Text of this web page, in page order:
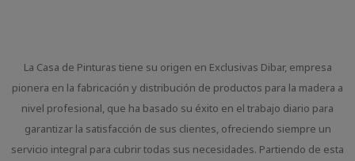
La Casa de Pinturas tiene su origen en Exclusivas Dibar, empresa
pionera en la fabricación y distribución de productos para la madera a
nivel profesional, que ha basado su éxito en el trabajo diario para
garantizar la satisfacción de sus clientes, ofreciendo siempre un
servicio integral para cubrir todas sus necesidades. Partiendo de esta